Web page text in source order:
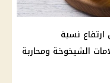
نسبة
الشيخوخة ومحاربة